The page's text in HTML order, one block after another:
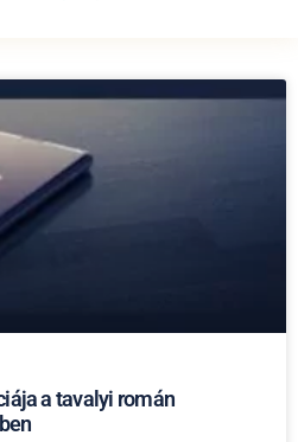
a tavalyi román